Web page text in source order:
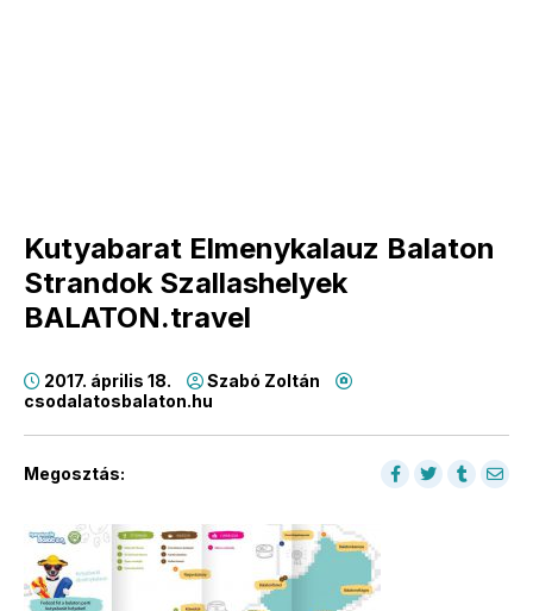
Kutyabarat Elmenykalauz Balaton
Strandok Szallashelyek
BALATON.travel
2017. április 18.
Szabó Zoltán
csodalatosbalaton.hu
Megosztás: